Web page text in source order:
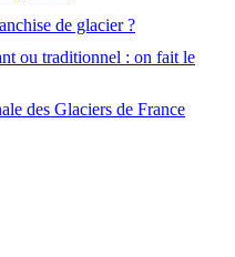
de glacier ?
ou traditionnel : on fait le
des Glaciers de France